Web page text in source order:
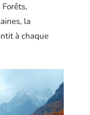
la
à chaque